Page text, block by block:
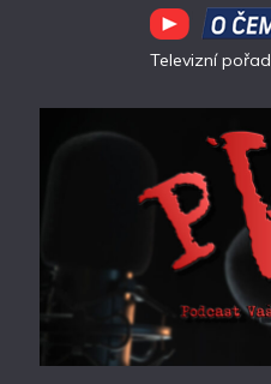
Televizní pořad